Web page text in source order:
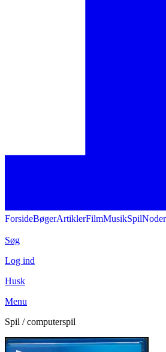
ForsideBøgerArtiklerFilmMusikSpilNoder
Søg
Log ind
Husk
Menu
Spil / computerspil